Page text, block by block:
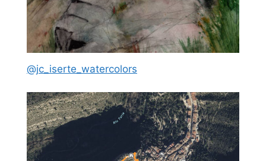
@jc_iserte_watercolors